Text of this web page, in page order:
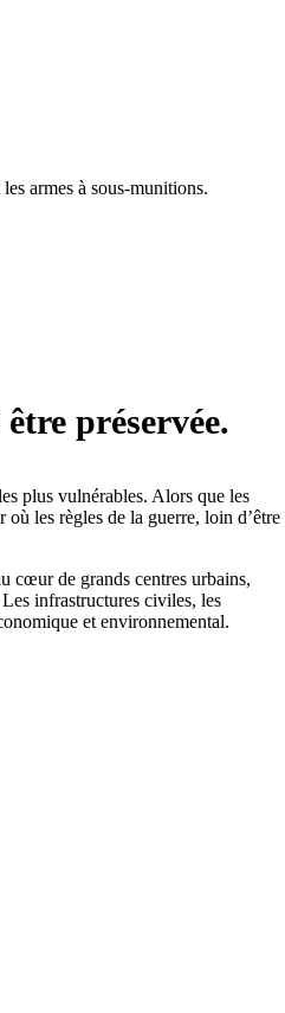
armes à sous-munitions.
préservée.
plus vulnérables. Alors que les
les règles de la guerre, loin d’être
cœur de grands centres urbains,
infrastructures civiles, les
et environnemental.